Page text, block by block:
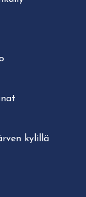
kylillä